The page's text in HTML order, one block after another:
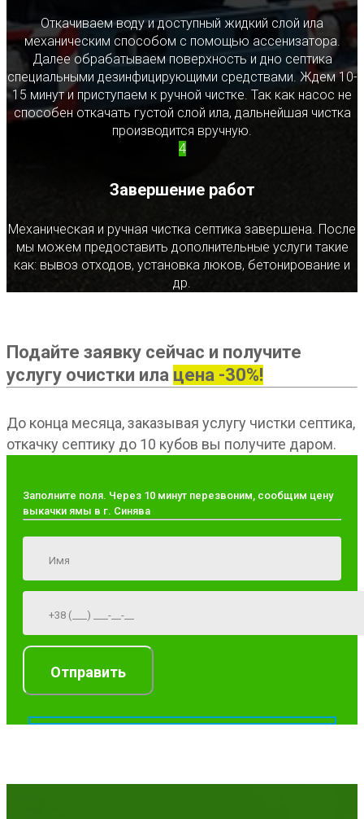
Откачиваем воду и доступный жидкий слой ила
механическим способом с помощью ассенизатора.
Далее обрабатываем поверхность и дно септика
специальными дезинфицирующими средствами. Ждем 10-
15 минут и приступаем к ручной чистке. Так как насос не
способен откачать густой слой ила, дальнейшая чистка
производится вручную.
4
Завершение работ
Механическая и ручная чистка септика завершена. После
мы можем предоставить дополнительные услуги такие
как: вывоз отходов, установка люков, бетонирование и
др.
Подайте заявку сейчас и получите
услугу очистки ила цена -30%!
До конца месяца, заказывая услугу чистки септика,
откачку септику до 10 кубов вы получите даром.
Заполните поля. Через 10 минут перезвоним, сообщим цену
выкачки ямы в г. Синява